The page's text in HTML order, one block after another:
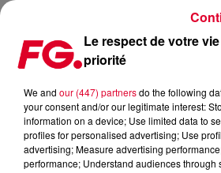
L'INTERVIEW DE CARLA BRUNI SUR RADIOFG !
Publié : 17 octobre 2017 à 13h50 par
Le respect de votre
priorité
We and our (447) partnersdo the following
your consent and/or our legitimate interest:
information on a device; Use limited data to
profiles for personalised advertising; Use
advertising; Measure advertising
performance; Understand audiences through